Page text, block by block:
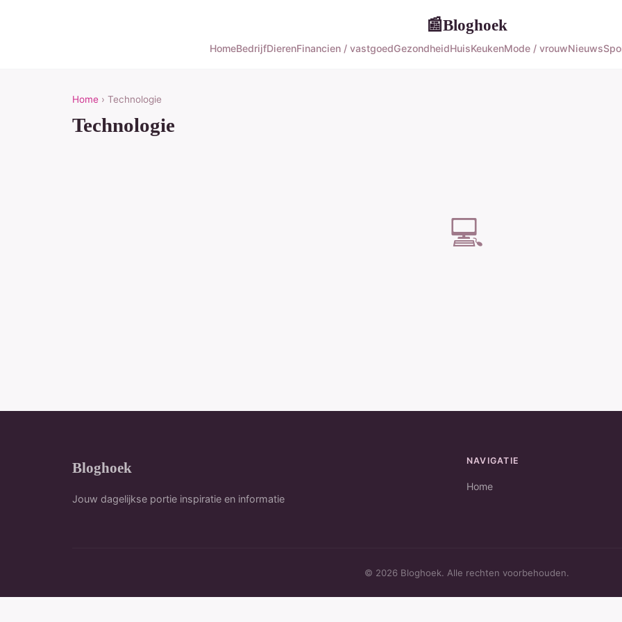
📰Bloghoek
HomeBedrijfDierenFinancien / vastgoedGezondheidHuisKeukenMode / vrouwNieuws
Home › Technologie
Technologie
💻
Bloghoek
Jouw dagelijkse portie inspiratie en informatie
NAVIGATIE
Home
© 2026 Bloghoek. Alle rechten voorbehouden.